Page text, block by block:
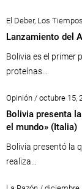
El Deber, Los
Lanzamiento del
Bolivia es el primer
proteínas...
Opinión / octubre 15,
Bolivia presenta
el mundo» (Italia)
Bolivia presentó la
realiza...